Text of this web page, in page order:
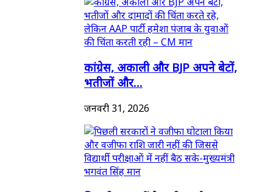
कांग्रेस, अकाली और BJP अपने बेटों,
भतीजों और...
जनवरी 31, 2026